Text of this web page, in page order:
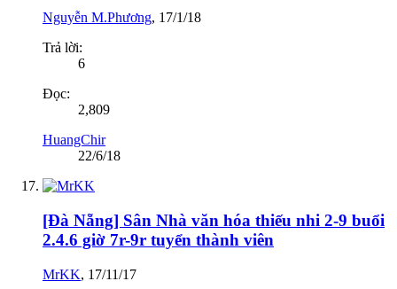
Nguyễn M.Phương, 17/1/18
Trả lời:
6
Đọc:
2,809
HuangChir
22/6/18
[Đà Nẵng] Sân Nhà văn hóa thiếu nhi 2-9 buổi
2.4.6 giờ 7r-9r tuyển thành viên
MrKK, 17/11/17